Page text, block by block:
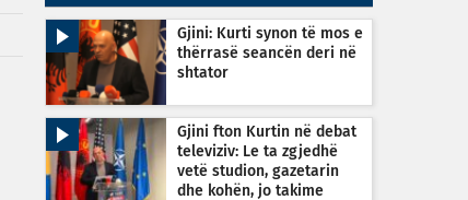
Gjini: Kurti synon të mos e
thërrasë seancën deri në
shtator
Gjini fton Kurtin në debat
televiziv: Le ta zgjedhë
vetë studion, gazetarin
dhe kohën, jo takime